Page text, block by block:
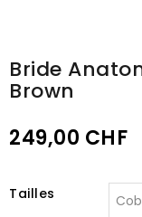
Bride
Brown
249,00 CHF
Tailles